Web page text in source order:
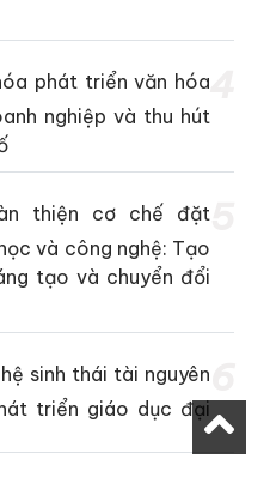
phát triển văn hóa
nghiệp và thu hút
thiện cơ chế đặt
và công nghệ: Tạo
tạo và chuyển đổi
sinh thái tài nguyên
triển giáo dục đại